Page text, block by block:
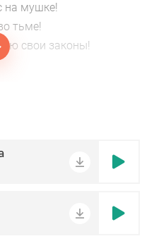
на мушке!
тьме!
свои законы!